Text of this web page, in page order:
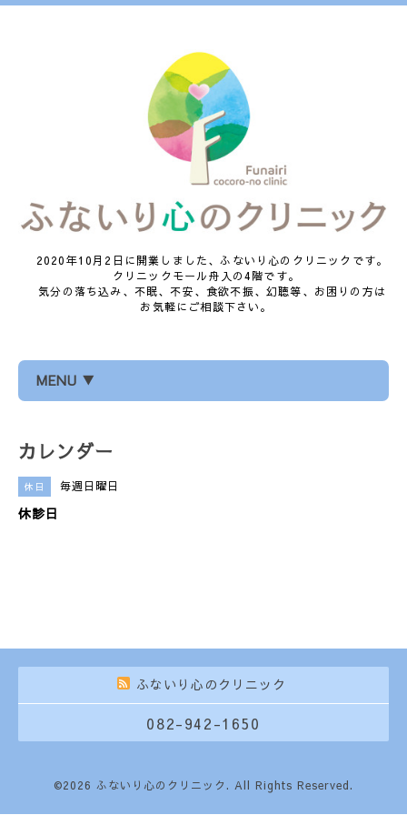
2020年10月2日に開業しました、ふないり心のクリニックです。
クリニックモール舟入の4階です。
気分の落ち込み、不眠、不安、食欲不振、幻聴等、お困りの方は
お気軽にご相談下さい。
MENU ▼
カレンダー
休日 毎週日曜日
休診日
ふないり心のクリニック
082-942-1650
©2026 ふないり心のクリニック. All Rights Reserved.